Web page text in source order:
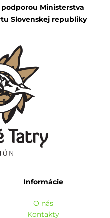
Ministerstva
Slovenskej republiky
Informácie
O nás
Kontakty